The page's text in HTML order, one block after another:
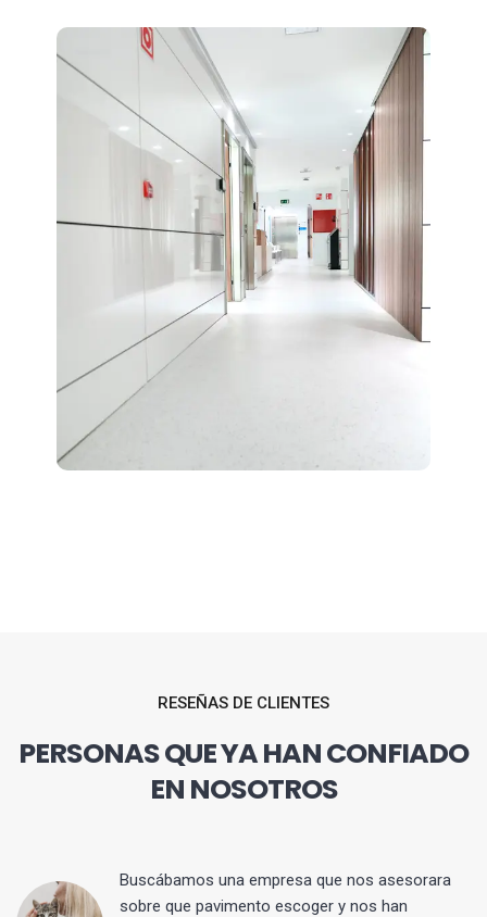
RESEÑAS DE CLIENTES
PERSONAS QUE YA HAN CONFIADO
EN NOSOTROS
Buscábamos una empresa que nos asesorara
sobre que pavimento escoger y nos han